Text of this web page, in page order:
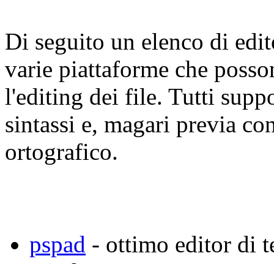
Di seguito un elenco di
varie piattaforme che
l'editing dei file. Tutti
sintassi e, magari previa
ortografico.
pspad - ottimo editor di